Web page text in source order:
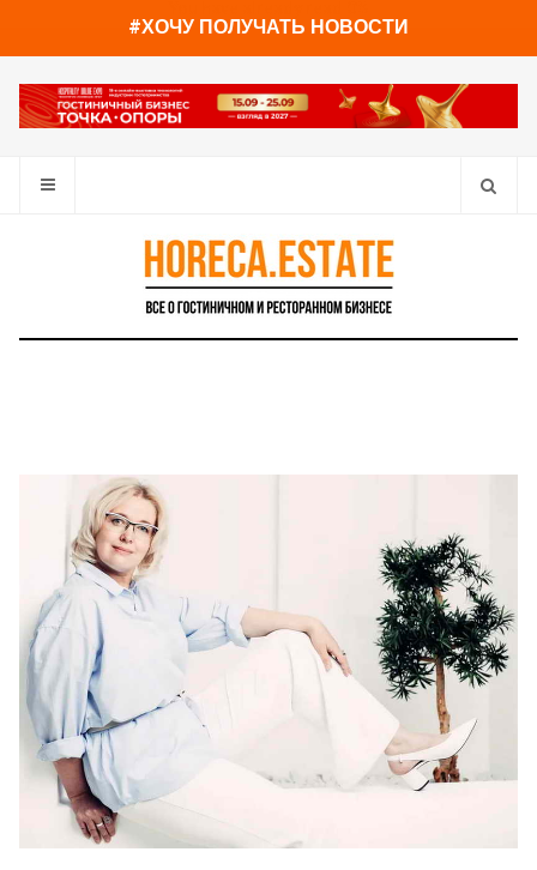
#ХОЧУ ПОЛУЧАТЬ НОВОСТИ